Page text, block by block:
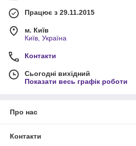
Працює з 29.11.2015
м. Київ
Київ, Україна
Контакти
Сьогодні вихідний
Показати весь графік роботи
Про нас
Контакти